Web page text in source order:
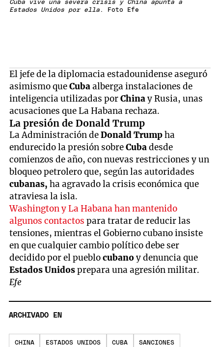
Cuba vive una severa crisis y China apunta a
Estados Unidos por ella . Foto Efe
El jefe de la diplomacia estadounidense aseguró
asimismo queCubaalberga instalaciones de
inteligencia utilizadas porChinay Rusia, unas
acusaciones que La Habana rechaza.
La presión de Donald Trump
La Administración deDonald Trumpha
endurecido la presión sobreCubadesde
comienzos de año, con nuevas restricciones y un
bloqueo petrolero que, según las autoridades
cubanas, ha agravado la crisis económica que
atraviesa la isla.
Washington y La Habana han mantenido
algunos contactos para tratar de reducir las
tensiones, mientras el Gobierno cubano insiste
en que cualquier cambio político debe ser
decidido por el pueblocubanoy denuncia que
Estados Unidosprepara una agresión militar.
Efe
ARCHIVADO EN
CHINA ESTADOS UNIDOS CUBA SANCIONES